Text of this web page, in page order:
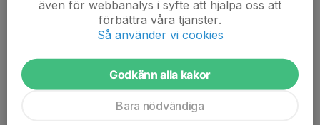
även för webbanalys i syfte att hjälpa oss att
förbättra våra tjänster.
Så använder vi cookies
Godkänn alla kakor
Bara nödvändiga